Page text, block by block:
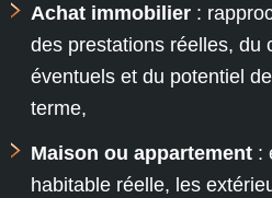
Achat immobilier :
des prestations réelles, du
éventuels et du potentiel
terme,
Maison ou appartement :
habitable réelle, les